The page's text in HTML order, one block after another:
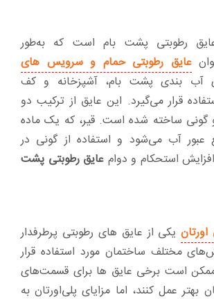
رطوبتی پشت بام است که به‌طور
عایق رطوبتی حمام و سرویس های
آب بندی پشت بام، آشپزخانه و کف
قرار می‌گیرد. این عایق از ترکیب دو
گونی ساخته شده است. قیر، که یک ماده
عبور آب می‌شود و استفاده از گونی در
استحکام و دوام عایق رطوبتی پشت
یکی از عایق های رطوبتی پرطرفدار
مختلف ساختمان مورد استفاده قرار
است برخی عایق ها برای قسمت‌های
عمل کنند، اما مزایای پلی‌اورتان به